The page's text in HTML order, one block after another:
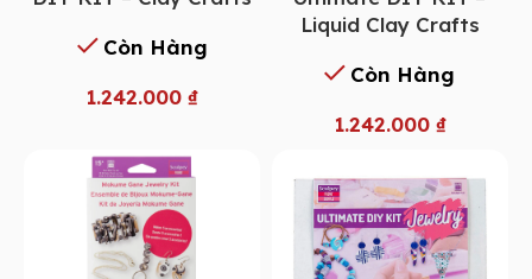
Còn Hàng
1.242.000 ₫
Liquid Clay Crafts
Còn Hàng
1.242.000 ₫